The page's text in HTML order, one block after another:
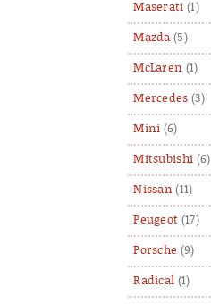
Maserati (1)
Mazda (5)
McLaren (1)
Mercedes (3)
Mini (6)
Mitsubishi (6)
Nissan (11)
Peugeot (17)
Porsche (9)
Radical (1)